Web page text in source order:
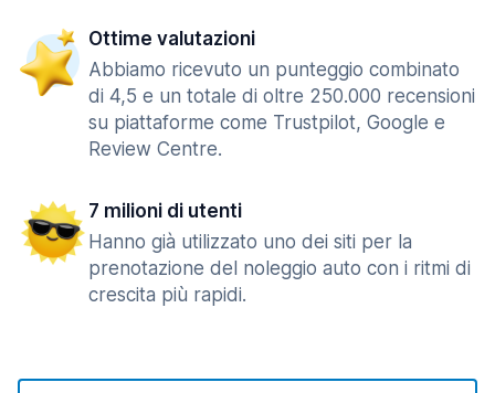
Ottime valutazioni
Abbiamo ricevuto un punteggio combinato
di 4,5 e un totale di oltre 250.000 recensioni
su piattaforme come Trustpilot, Google e
Review Centre.
7 milioni di utenti
Hanno già utilizzato uno dei siti per la
prenotazione del noleggio auto con i ritmi di
crescita più rapidi.